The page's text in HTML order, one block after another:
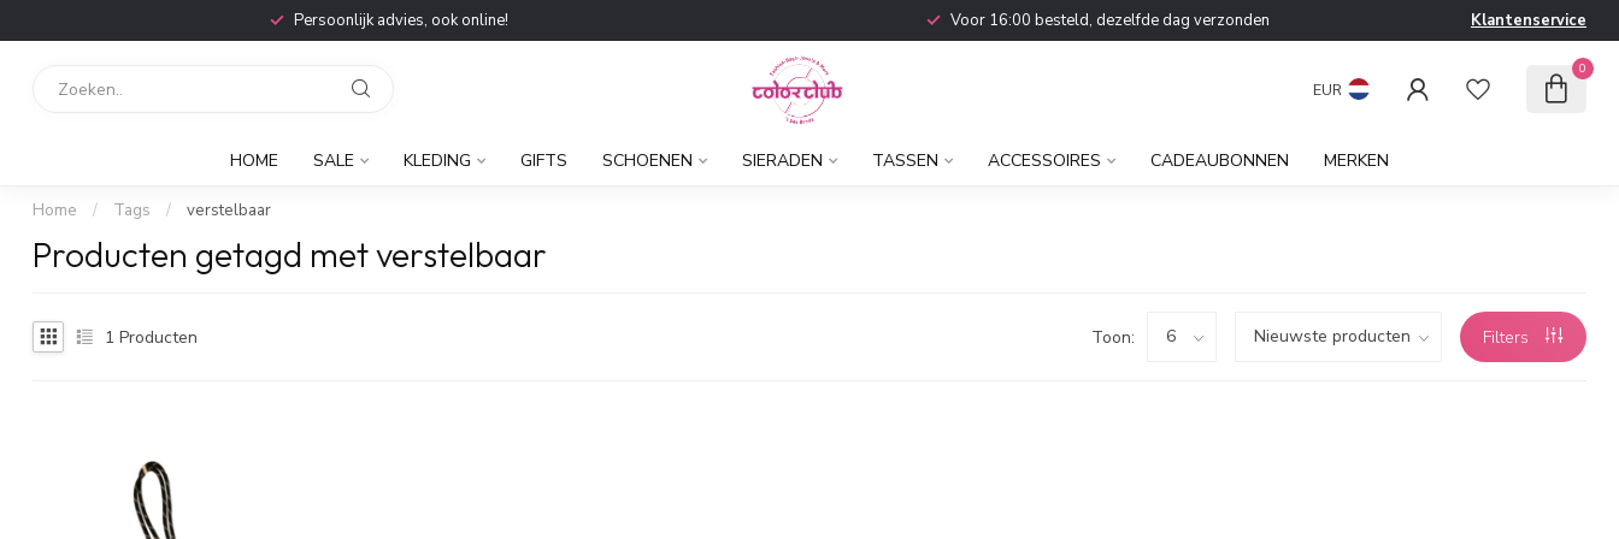
Persoonlijk advies, ook online! Voor 16:00 besteld, dezelfde dag verzonden Klantenservice
EUR
0
HOME SALE KLEDING GIFTS SCHOENEN SIERADEN TASSEN ACCESSOIRES CADEAUBONNEN MERKEN
Home / Tags / verstelbaar
Producten getagd met verstelbaar
1 Producten Toon: Filters